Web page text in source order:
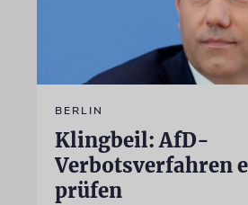
BERLIN
Klingbeil: AfD-
Verbotsverfahren
prüfen